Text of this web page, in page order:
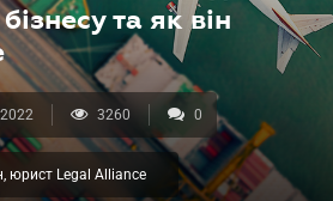
та як він
3260 0
юрист Legal Alliance